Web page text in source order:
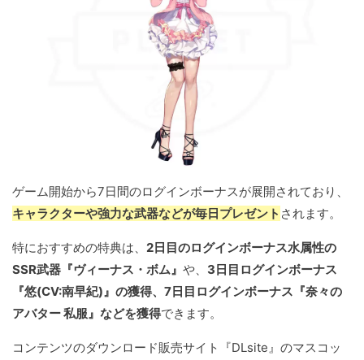
ゲーム開始から7日間のログインボーナスが展開されており、
キャラクターや強力な武器などが毎日プレゼント されます。
特におすすめの特典は、 2日目のログインボーナス水属性の
SSR武器『ヴィーナス・ボム』 や、 3日目ログインボーナス
『悠(CV:南早紀)』の獲得、7日目ログインボーナス『奈々の
アバター 私服』などを獲得できます。
コンテンツのダウンロード販売サイト『DLsite』のマスコッ